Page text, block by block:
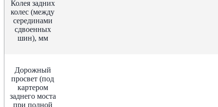
Колея задних
колес (между
серединами
сдвоенных
шин), мм
Дорожный
просвет (под
картером
заднего моста
при полной